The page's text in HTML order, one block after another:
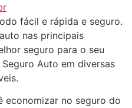
fácil e rápida e seguro.
nas principais
seguro para o seu
Auto em diversas
economizar no seguro do